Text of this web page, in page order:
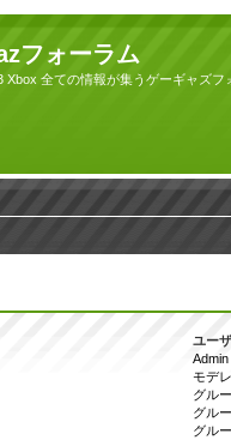
フォーラム
Xbox 全ての情報が集うゲーギャズフ
ユー
Admin
モデ
グル
グル
グル